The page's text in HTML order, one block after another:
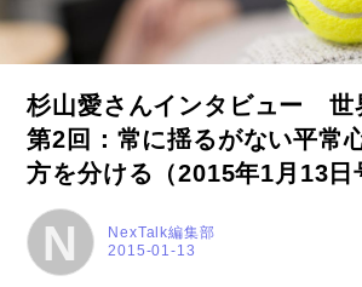
杉山愛さんインタビュー 世
第2回：常に揺るがない平常
方を分ける（2015年1月13日
N 2015-01-13
NexTalk編集部